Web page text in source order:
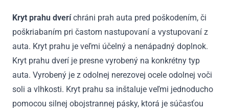
2016
Kryt prahu dveríchráni prah auta pred poškodením, či
poškriabaním pri častom nastupovaní a vystupovaní z
auta. Kryt prahu je veľmi účelný a nenápadný doplnok.
Kryt prahu dverí je presne vyrobený na konkrétny typ
auta. Vyrobený je z odolnej nerezovej ocele odolnej voči
soli a vlhkosti. Kryt prahu sa inštaluje veľmi jednoducho
pomocou silnej obojstrannej pásky, ktorá je súčasťou